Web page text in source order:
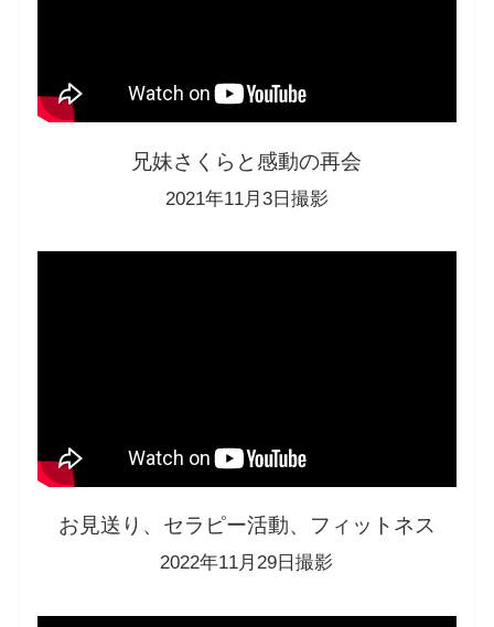
兄妹さくらと感動の再会
2021年11月3日撮影
お見送り、セラピー活動、フィットネス
2022年11月29日撮影